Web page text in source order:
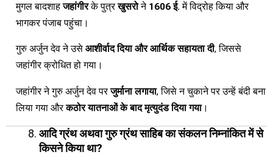
मुगल बादशाहजहांगीरके पुत्रखुसरोने 1606 ई. में विद्रोह किया और
भागकर पंजाब पहुंचा।
गुरु अर्जुन देव ने उसे आशीर्वाद दिया और आर्थिक सहायता दी, जिससे
जहांगीर क्रोधित हो गया।
जहांगीर ने गुरु अर्जुन देव परजुर्माना लगाया, जिसे न चुकाने पर उन्हें बंदी बना
लिया गया औरकठोर यातनाओं के बाद मृत्युदंड दिया गया।
आदि ग्रंथ अथवा गुरु ग्रंथ साहिब का संकलन निम्नांकित में से
किसने किया था?